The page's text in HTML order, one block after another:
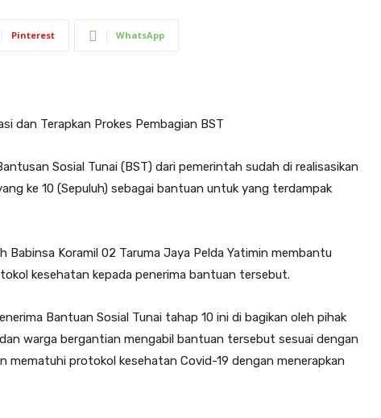
Pinterest WhatsApp
dan Terapkan Prokes Pembagian BST
Sosial Tunai (BST) dari pemerintah sudah di realisasikan
ke 10 (Sepuluh) sebagai bantuan untuk yang terdampak
Babinsa Koramil 02 Taruma Jaya Pelda Yatimin membantu
kesehatan kepada penerima bantuan tersebut.
Bantuan Sosial Tunai tahap 10 ini di bagikan oleh pihak
warga bergantian mengabil bantuan tersebut sesuai dengan
protokol kesehatan Covid-19 dengan menerapkan